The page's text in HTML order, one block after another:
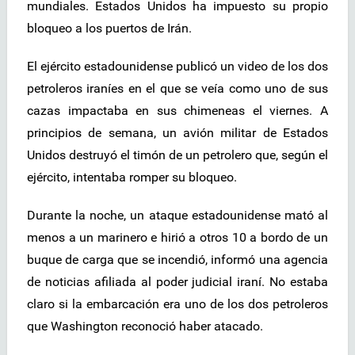
mundiales. Estados Unidos ha impuesto su propio
bloqueo a los puertos de Irán.
El ejército estadounidense publicó un video de los dos
petroleros iraníes en el que se veía como uno de sus
cazas impactaba en sus chimeneas el viernes. A
principios de semana, un avión militar de Estados
Unidos destruyó el timón de un petrolero que, según el
ejército, intentaba romper su bloqueo.
Durante la noche, un ataque estadounidense mató al
menos a un marinero e hirió a otros 10 a bordo de un
buque de carga que se incendió, informó una agencia
de noticias afiliada al poder judicial iraní. No estaba
claro si la embarcación era uno de los dos petroleros
que Washington reconoció haber atacado.